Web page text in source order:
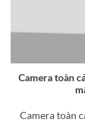
Camera toàn
Camera toàn